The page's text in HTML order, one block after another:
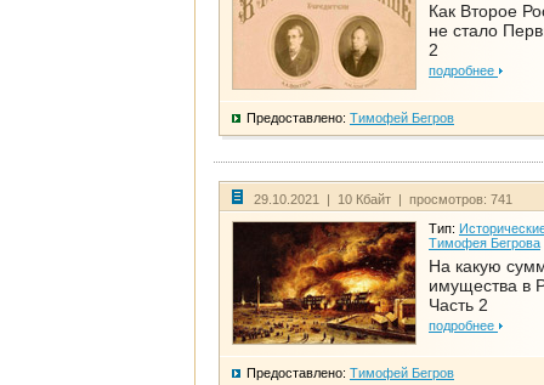
Как Второе
не стало
2
подробнее
Предоставлено: Тимофей Бегров
29.10.2021 | 10 Кбайт | просмотров: 741
Тип:
Тимофея Бегрова
На какую
имущества в
Часть 2
подробнее
Предоставлено: Тимофей Бегров